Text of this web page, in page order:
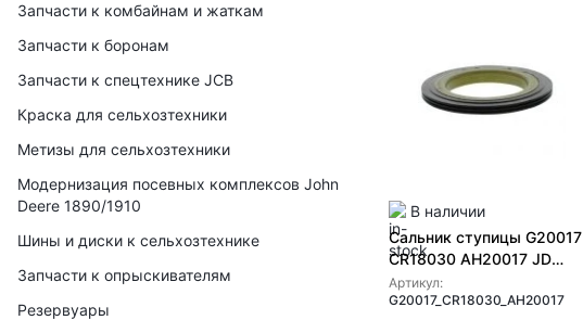
Запчасти к комбайнам и жаткам
Запчасти к боронам
Запчасти к спецтехнике JCB
Краска для сельхозтехники
Метизы для сельхозтехники
Модернизация посевных комплексов John
Deere 1890/1910
Шины и диски к сельхозтехнике
Запчасти к опрыскивателям
Резервуары
В наличии
Сальник ступицы G20017
CR18030 AH20017 JD
GREENLY
Артикул:
G20017_CR18030_AH20017